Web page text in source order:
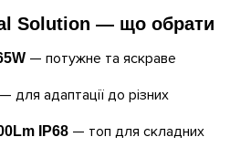
Solution — що обрати
— потужне та яскраве
— для адаптації до різних
IP68 — топ для складних